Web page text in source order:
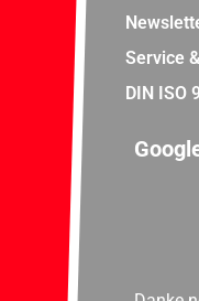
Service
DIN ISO